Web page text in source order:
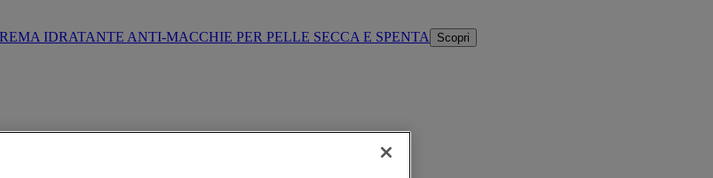
IDRATANTE ANTI-MACCHIE PER PELLE SECCA E SPENTA Scopri